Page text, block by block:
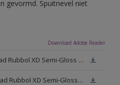
gevormd. Spuitnevel niet
Download Adobe Reader
Technisch Informatieblad Rubbol XD Semi-Gloss (PDF)
Veiligheidsinformatieblad Rubbol XD Semi-Gloss White W05 (MSDS)